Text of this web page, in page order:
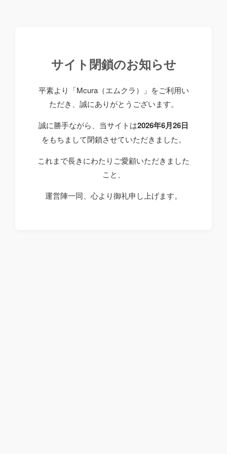
サイト閉鎖のお知らせ
平素より「Mcura（エムクラ）」をご利用い
ただき、誠にありがとうございます。
誠に勝手ながら、当サイトは2026年6月26日
をもちまして閉鎖させていただきました。
これまで長きにわたりご愛顧いただきました
こと、
運営陣一同、心より御礼申し上げます。